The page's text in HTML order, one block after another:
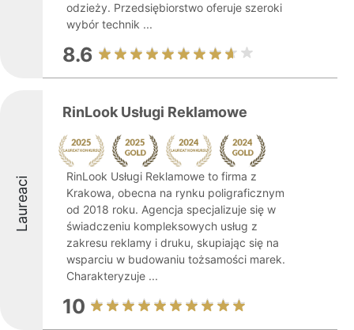
odzieży. Przedsiębiorstwo oferuje szeroki
wybór technik ...
8.6
Laureaci
RinLook Usługi Reklamowe
RinLook Usługi Reklamowe to firma z
Krakowa, obecna na rynku poligraficznym
od 2018 roku. Agencja specjalizuje się w
świadczeniu kompleksowych usług z
zakresu reklamy i druku, skupiając się na
wsparciu w budowaniu tożsamości marek.
Charakteryzuje ...
10